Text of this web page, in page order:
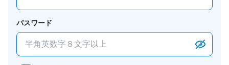
パスワード